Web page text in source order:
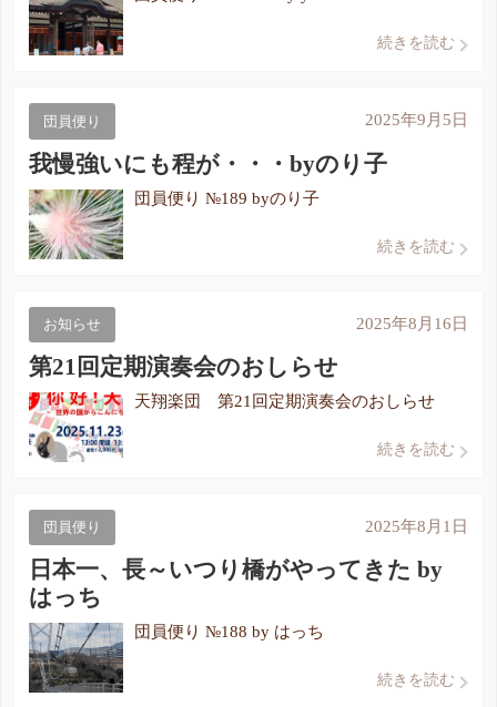
続きを読む
団員便り 2025年9月5日
我慢強いにも程が・・・byのり子
団員便り №189 byのり子
続きを読む
お知らせ 2025年8月16日
第21回定期演奏会のおしらせ
天翔楽団 第21回定期演奏会のおしらせ
続きを読む
団員便り 2025年8月1日
日本一、長～いつり橋がやってきた by
はっち
団員便り №188 by はっち
続きを読む